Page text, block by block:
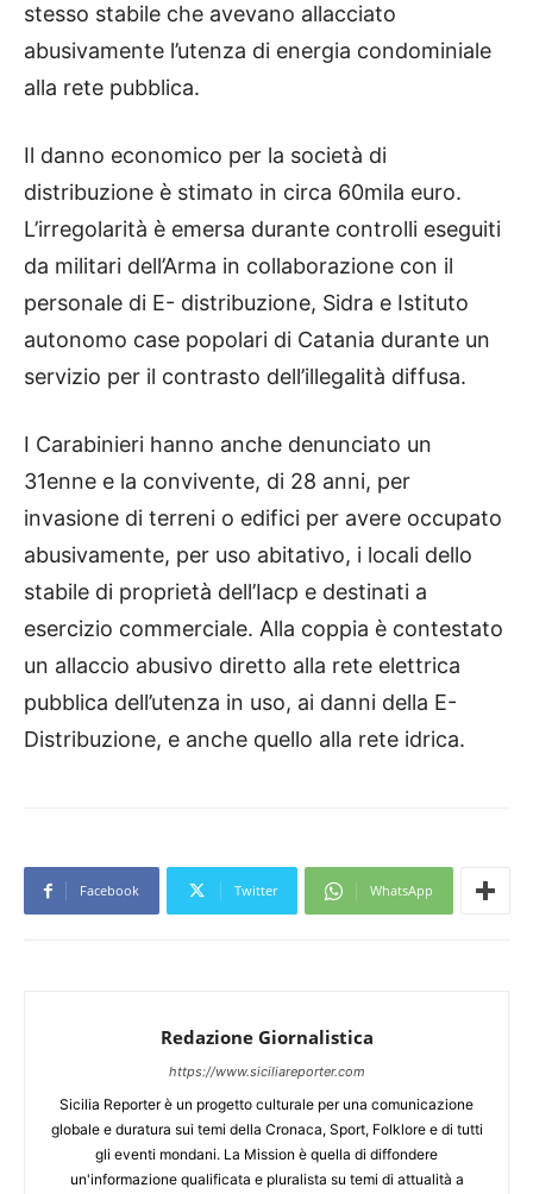
stesso stabile che avevano allacciato
abusivamente l’utenza di energia condominiale
alla rete pubblica.
Il danno economico per la società di
distribuzione è stimato in circa 60mila euro.
L’irregolarità è emersa durante controlli eseguiti
da militari dell’Arma in collaborazione con il
personale di E- distribuzione, Sidra e Istituto
autonomo case popolari di Catania durante un
servizio per il contrasto dell’illegalità diffusa.
I Carabinieri hanno anche denunciato un
31enne e la convivente, di 28 anni, per
invasione di terreni o edifici per avere occupato
abusivamente, per uso abitativo, i locali dello
stabile di proprietà dell’Iacp e destinati a
esercizio commerciale. Alla coppia è contestato
un allaccio abusivo diretto alla rete elettrica
pubblica dell’utenza in uso, ai danni della E-
Distribuzione, e anche quello alla rete idrica.
Facebook Twitter WhatsApp
Redazione Giornalistica
https://www.siciliareporter.com
Sicilia Reporter è un progetto culturale per una comunicazione
globale e duratura sui temi della Cronaca, Sport, Folklore e di tutti
gli eventi mondani. La Mission è quella di diffondere
un'informazione qualificata e pluralista su temi di attualità a